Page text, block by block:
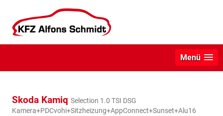
Menü
Skoda Kamiq Selection 1.0 TSI DSG
Kamera+PDCvohi+Sitzheizung+AppConnect+Sunset+Alu16